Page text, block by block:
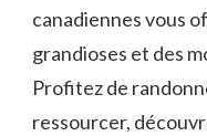
canadiennes vous⁣
grandioses et des
⁣Profitez de
ressourcer,